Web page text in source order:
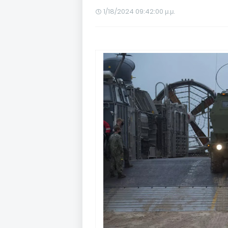
1/18/2024 09:42:00 μ.μ.